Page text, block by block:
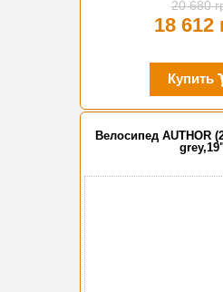
20 680
18 612
Купить
Велосипед AUTHOR